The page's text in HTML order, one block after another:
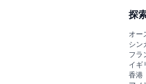
探
オー
シン
フラ
イギ
香港